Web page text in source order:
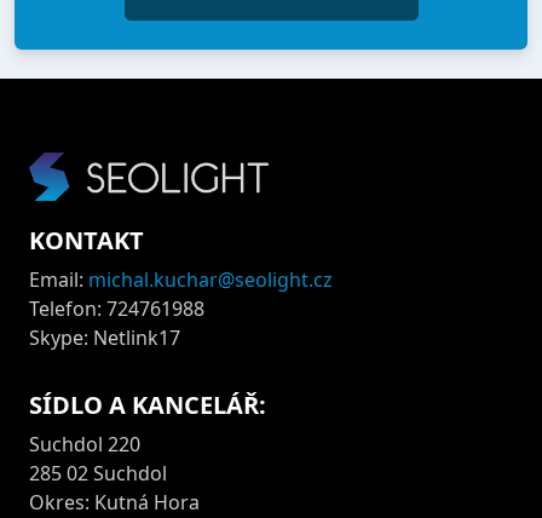
KONTAKT
Email: michal.kuchar@seolight.cz
Telefon: 724761988
Skype: Netlink17
SÍDLO A KANCELÁŘ:
Suchdol 220
285 02 Suchdol
Okres: Kutná Hora